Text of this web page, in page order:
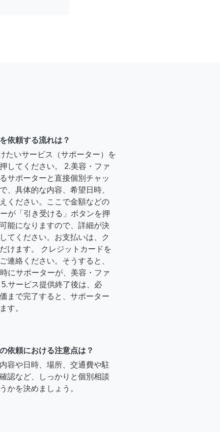
依頼する流れは？
たいサービス（サポーター）を
してください。 2.美容・ファ
サポーターと直接個別チャッ
、具体的な内容、希望日時、
ください。ここで金額などの
が「引き受ける」ボタンを押
能になりますので、詳細が決
てください。お支払いは、ク
けます。 クレジットカードを
連絡ください。そうすると、
にサポーターが、美容・ファ
サービス提供終了後は、必
まで完了すると、サポーター
す。
依頼における注意点は？
容や日時、場所、交通費や駐
認など、しっかりと個別相談
かを決めましょう。